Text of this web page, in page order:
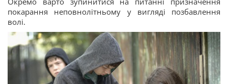
покарання неповнолітньому у вигляді позбавлення
волі.